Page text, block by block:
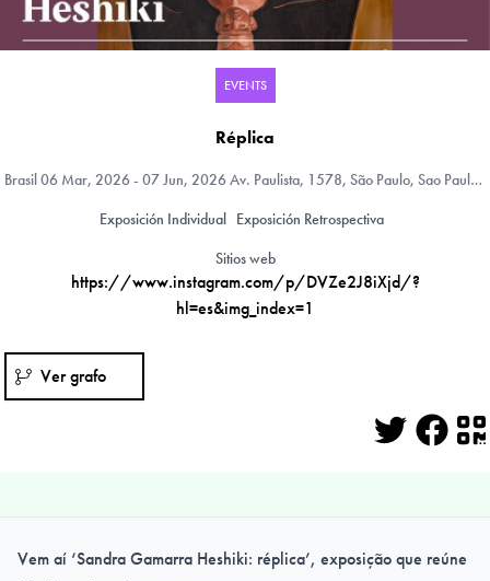
EVENTS
Réplica
Brasil06 Mar, 2026 - 07 Jun, 2026 Av. Paulista, 1578, São Paulo, Sao Paulo, Brasil
Exposición Individual Exposición Retrospectiva
Sitios web
https://www.instagram.com/p/DVZe2J8iXjd/?
hl=es&img_index=1
Ver grafo
Vem aí ‘Sandra Gamarra Heshiki: réplica’, exposição que reúne